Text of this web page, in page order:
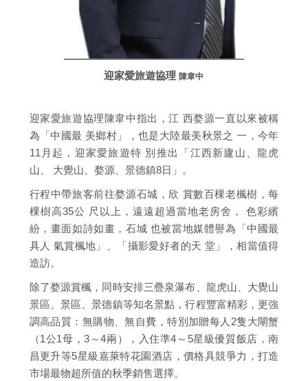
迎家愛旅遊協理陳韋中
迎家愛旅遊協理陳韋中指出，江 西婺源一直以來被稱
為「中國最 美鄉村」，也是大陸最美秋景之 一，今年
11月起，迎家愛旅遊特 別推出「江西新廬山、龍虎
山、 大覺山、婺源、景德鎮8日」。
行程中帶旅客前往婺源石城，欣 賞數百棵老楓樹，每
棵樹高35公 尺以上，遠遠超過當地老房舍， 色彩繽
紛，畫面如詩如畫，石城 也被當地媒體譽為「中國最
具人 氣賞楓地」、「攝影愛好者的天 堂」，相當值得
造訪。
除了婺源賞楓，同時安排三疊泉瀑布、龍虎山、大覺山
景區、景區、景德鎮等知名景點，行程豐富精彩，更強
調高品質：無購物、無自費，特別加贈每人2隻大閘蟹
（1公1母，3～4兩），入住準4～5星級優質飯店，南
昌更升等5星級嘉萊特花園酒店，價格具競爭力，打造
市場最物超所值的秋季銷售選擇。